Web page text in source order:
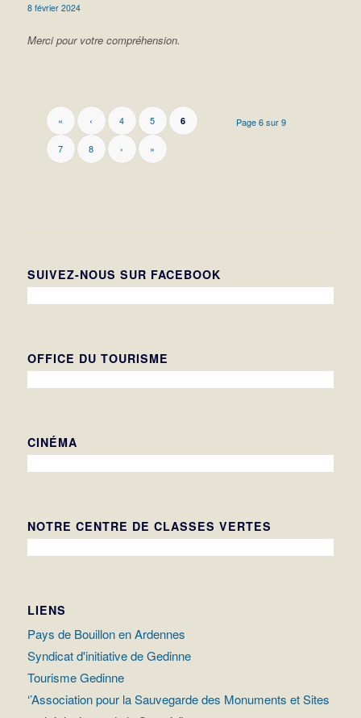
8 février 2024
Merci pour votre compréhension.
Page 6 sur 9
« ‹ 4 5 6
7 8 › »
SUIVEZ-NOUS SUR FACEBOOK
OFFICE DU TOURISME
CINÉMA
NOTRE CENTRE DE CLASSES VERTES
LIENS
Pays de Bouillon en Ardennes
Syndicat d'initiative de Gedinne
Tourisme Gedinne
‘’Association pour la Sauvegarde des Monuments et Sites